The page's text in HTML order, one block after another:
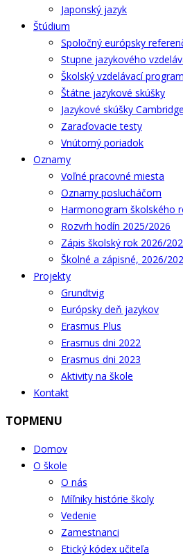
Japonský jazyk
Štúdium
Spoločný európsky
Stupne jazykového
Školský vzdelávací program
Štátne jazykové skúšky
Jazykové skúšky
Zaraďovacie testy
Vnútorný poriadok
Oznamy
Voľné pracovné miesta
Oznamy poslucháčom
Harmonogram školského
Rozvrh hodín 2025/2026
Zápis školský rok 2026/
Školné a zápisné, 2026/
Projekty
Grundtvig
Európsky deň jazykov
Erasmus Plus
Erasmus dni 2022
Erasmus dni 2023
Aktivity na škole
Kontakt
TOPMENU
Domov
O škole
O nás
Míľniky histórie školy
Vedenie
Zamestnanci
Etický kódex učiteľa